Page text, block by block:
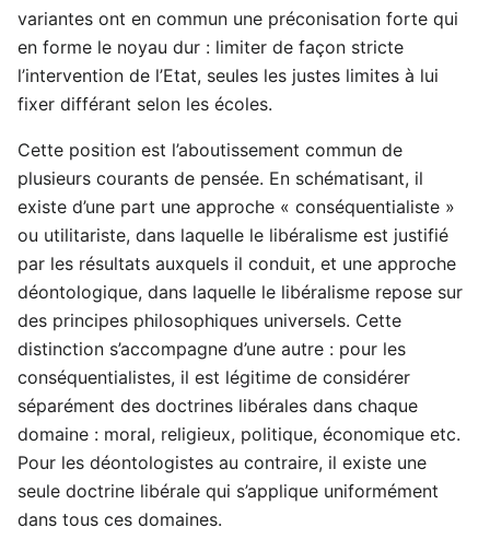
variantes ont en commun une préconisation forte qui
en forme le noyau dur : limiter de façon stricte
l’intervention de l’Etat, seules les justes limites à lui
fixer différant selon les écoles.
Cette position est l’aboutissement commun de
plusieurs courants de pensée. En schématisant, il
existe d’une part une approche « conséquentialiste »
ou utilitariste, dans laquelle le libéralisme est justifié
par les résultats auxquels il conduit, et une approche
déontologique, dans laquelle le libéralisme repose sur
des principes philosophiques universels. Cette
distinction s’accompagne d’une autre : pour les
conséquentialistes, il est légitime de considérer
séparément des doctrines libérales dans chaque
domaine : moral, religieux, politique, économique etc.
Pour les déontologistes au contraire, il existe une
seule doctrine libérale qui s’applique uniformément
dans tous ces domaines.